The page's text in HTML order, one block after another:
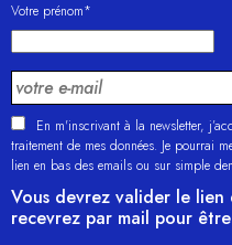
Votre prénom*
En m'inscrivant à la newsletter,
traitement de mes données. Je pourrai
lien en bas des emails ou sur simple
Vous devrez valider le
recevrez par mail pour